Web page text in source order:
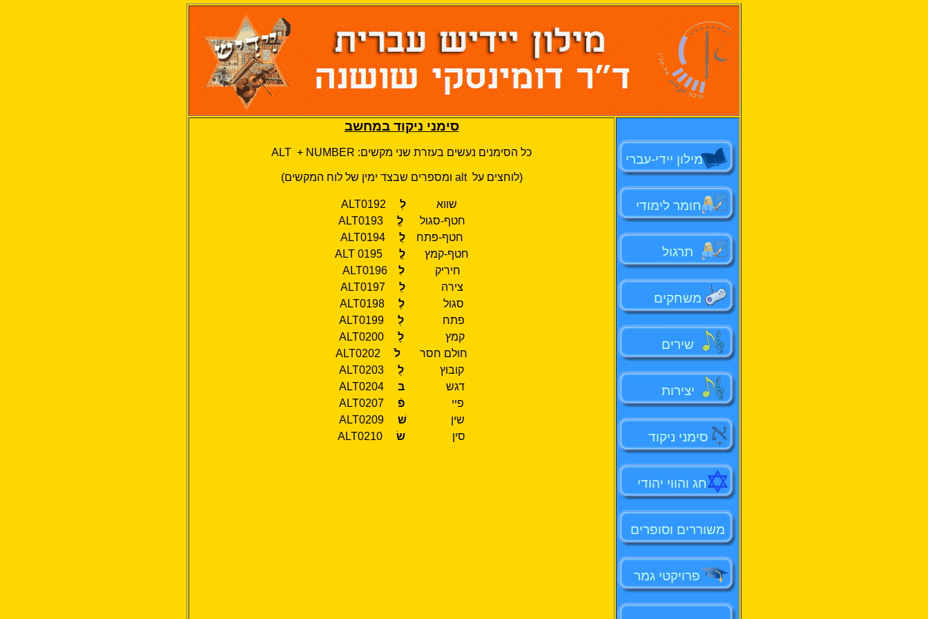
סימני ניקוד במחשב
כל הסימנים נעשים בעזרת שני מקשים: ALT + NUMBER
(לוחצים על alt ומספרים שבצד ימין של לוח המקשים)
שווא לְ
ALT0192
חטף-סגול
לֱ
ALT0193
חטף-פתחלֲ
ALT0194
חטף-קמץלֳ
ALT 0195
חיריק
לִ
ALT0196
צירהלֵ
ALT0197
סגול
לֶ
ALT0198
פתחלַ
ALT0199
קמץלָ
ALT0200
חולם חסר לֹ
ALT0202
קובוץ
לֻ
ALT0203
דגשבּ
ALT0204
פיי פֿ
ALT0207
שיןשׁ
ALT0209
סין שׂ ALT0210
מילון יידי-עברי
חומר לימודי
תרגול
משחקים
שירים
יצירות
סימני ניקוד
חג והווי יהודי
משוררים וסופרים
פרויקטי גמר